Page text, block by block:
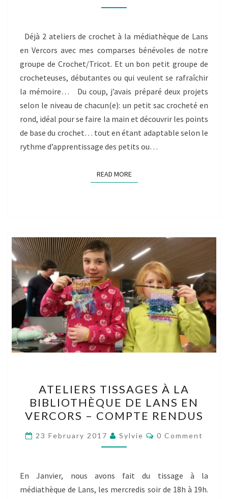
MÉDIATHÈQUE:
RENDU
Déjà 2 ateliers de crochet à la médiathèque de Lans
en Vercors avec mes comparses bénévoles de notre
groupe de Crochet/Tricot. Et un bon petit groupe de
crocheteuses, débutantes ou qui veulent se rafraîchir
la mémoire… Du coup, j’avais préparé deux projets
selon le niveau de chacun(e): un petit sac crocheté en
rond, idéal pour se faire la main et découvrir les points
de base du crochet… tout en étant adaptable selon le
rythme d’apprentissage des petits ou…
READ MOREREAD MORE
TISSAGES
À
LA
BIBLIOTHÈQUE
DE
EN
VERCORS
ATELIERS TISSAGES À LA
BIBLIOTHÈQUE DE LANS EN
VERCORS – COMPTE RENDUS
23 February 2017 Sylvie Comments
0 Comment
En Janvier, nous avons fait du tissage à la
médiathèque de Lans, les mercredis soir de 18h à 19h.